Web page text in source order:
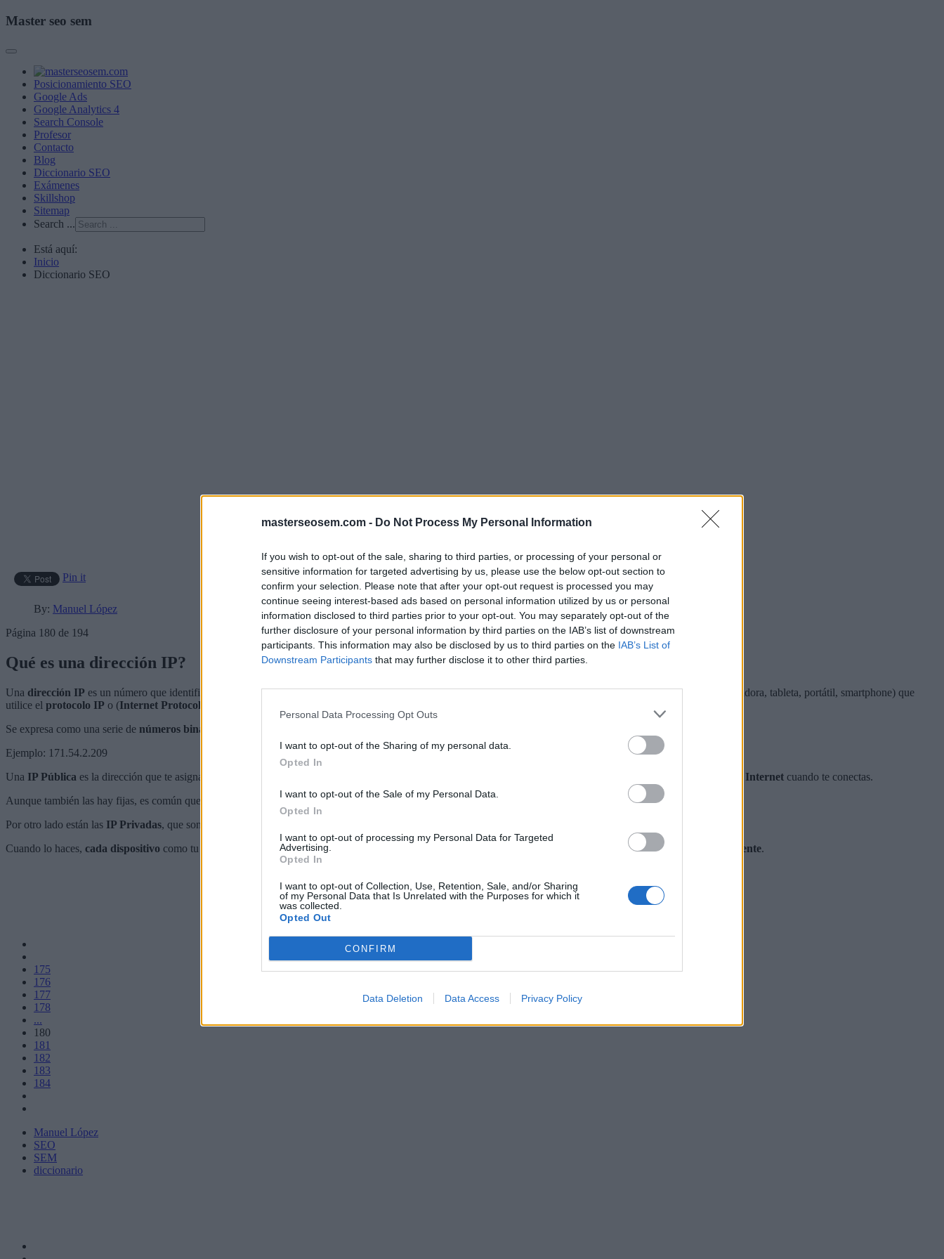
masterseosem.com - Do Not Process My Personal Information
If you wish to opt-out of the sale, sharing to third parties, or processing of your personal or
sensitive information for targeted advertising by us, please use the below opt-out section to
confirm your selection. Please note that after your opt-out request is processed you may
continue seeing interest-based ads based on personal information utilized by us or personal
information disclosed to third parties prior to your opt-out. You may separately opt-out of the
further disclosure of your personal information by third parties on the IAB’s list of downstream
participants. This information may also be disclosed by us to third parties on the IAB’s List of
Downstream Participants that may further disclose it to other third parties.
Personal Data Processing Opt Outs
I want to opt-out of the Sharing of my personal data.
Opted In
I want to opt-out of the Sale of my Personal Data.
Opted In
I want to opt-out of processing my Personal Data for Targeted
Advertising.
Opted In
I want to opt-out of Collection, Use, Retention, Sale, and/or Sharing
of my Personal Data that Is Unrelated with the Purposes for which it
was collected.
Opted Out
CONFIRM
Data Deletion Data Access Privacy Policy
Master seo sem
Posicionamiento SEO
Google Ads
Google Analytics 4
Search Console
Profesor
Contacto
Blog
Diccionario SEO
Exámenes
Skillshop
Sitemap
Search ...
Está aquí:
Inicio
Diccionario SEO
Pin it
By: Manuel López
Página 180 de 194
Qué es una dirección IP?
Una dirección IP es un número que identifica, de manera lógica y jerárquica, a unaInterfaz en red(elemento de comunicación/conexión) de undispositivo
(computadora, tableta, portátil, smartphone) que
utilice el protocolo IP o (Internet Protocol
Se expresa como una serie de números binarios
Ejemplo: 171.54.2.209
Una IP Pública es la dirección que te asigna tu identificarte dentro de Internet cuando te conectas.
Aunque también las hay fijas, es común que estas
suelan serdinámicasy vayan cambiando sin que te des cuenta cada cierto tiempo.
Por otro lado están las IP Privadas, que son las que se utilizan en
Cuando lo haces, cada dispositivo como tu impresora, tu router o tu smartphone tiene una , y para que no haya conflictos ellos cada uno tendrá una IP diferente.
Volver al Diccionario SEO - Glosario de términos de marketing digital
175
176
177
178
...
180
181
182
183
184
Manuel López
SEO
SEM
diccionario